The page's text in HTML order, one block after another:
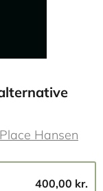
Hansen
400,00 kr.